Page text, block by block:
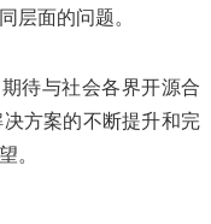
层面的问题。
待与社会各界开源合
方案的不断提升和完
。